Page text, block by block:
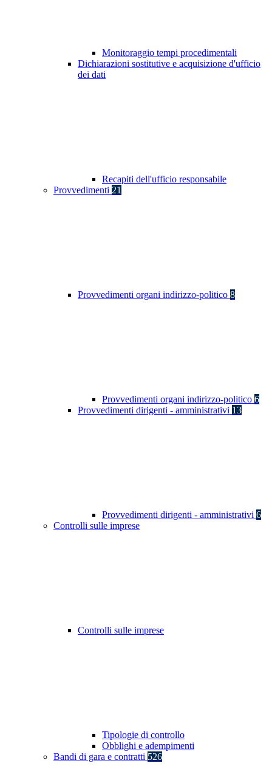
Monitoraggio tempi procedimentali
Dichiarazioni sostitutive e acquisizione d'ufficio
dei dati
Recapiti dell'ufficio responsabile
Provvedimenti 21
Provvedimenti organi indirizzo-politico 8
Provvedimenti organi indirizzo-politico 6
Provvedimenti dirigenti - amministrativi 13
Provvedimenti dirigenti - amministrativi 6
Controlli sulle imprese
Controlli sulle imprese
Tipologie di controllo
Obblighi e adempimenti
Bandi di gara e contratti 526